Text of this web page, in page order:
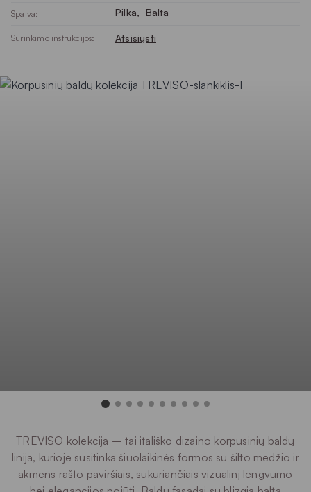
Spalva: Pilka, Balta
Surinkimo instrukcijos: Atsisiųsti
TREVISO kolekcija – tai itališko dizaino korpusinių baldų
linija, kurioje susitinka šiuolaikinės formos su šilto medžio ir
akmens rašto paviršiais, sukuriančiais vizualinį lengvumo